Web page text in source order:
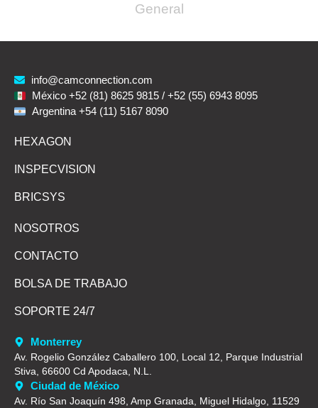
General
info@camconnection.com
México +52 (81) 8625 9815 / +52 (55) 6943 8095
Argentina +54 (11) 5167 8090
HEXAGON
INSPECVISION
BRICSYS
NOSOTROS
CONTACTO
BOLSA DE TRABAJO
SOPORTE 24/7
Monterrey
Av. Rogelio González Caballero 100, Local 12, Parque Industrial
Stiva, 66600 Cd Apodaca, N.L.
Ciudad de México
Av. Río San Joaquín 498, Amp Granada, Miguel Hidalgo, 11529